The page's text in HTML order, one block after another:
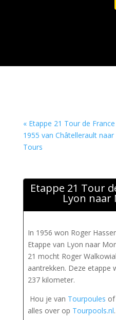
« Etappe 21 Tour de France
1955 van Châtellerault naar
Tours
Etappe 21 Tour
Lyon naar
In 1956 won Roger
Etappe van Lyon naar
21 mocht Roger
aantrekken. Deze etappe
237 kilometer.
Hou je van Tourpoules of
alles over op Tourpools.nl.